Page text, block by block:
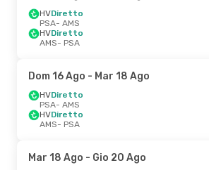
HVDiretto
PSA- AMS
HVDiretto
AMS- PSA
Dom 16 Ago - Mar 18 Ago
HVDiretto
PSA- AMS
HVDiretto
AMS- PSA
Mar 18 Ago - Gio 20 Ago